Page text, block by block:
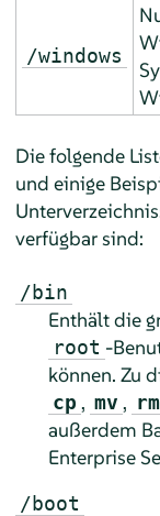
/windows
Die folgende
und einige
verfügbar sind:
/bin
Enthält die
root -
können. Zu
cp , mv , rm
außerdem
Enterprise
/boot